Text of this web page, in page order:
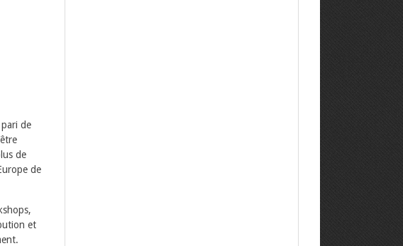
de
de
de
et